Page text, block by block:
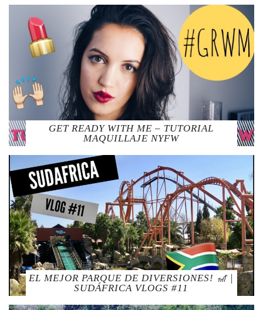
GET READY WITH ME – TUTORIAL
MAQUILLAJE NYFW
EL MEJOR PARQUE DE DIVERSIONES! 🎢 |
SUDÁFRICA VLOGS #11